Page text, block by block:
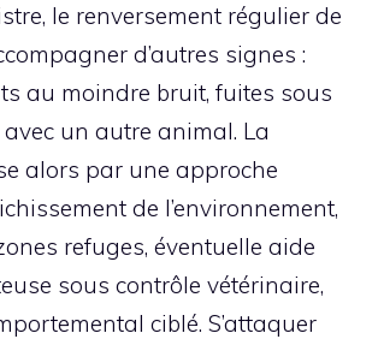
le renversement régulier de
d’autres signes :
au moindre bruit, fuites sous
un autre animal. La
alors par une approche
de l’environnement,
refuges, éventuelle aide
sous contrôle vétérinaire,
ciblé. S’attaquer